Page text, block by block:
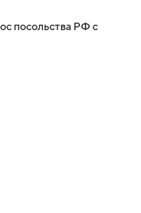
посольства РФ с